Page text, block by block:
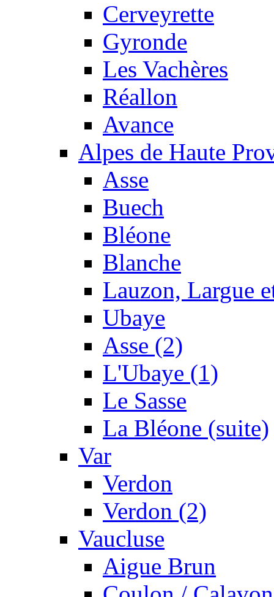
Cerveyrette
Gyronde
Les Vachères
Réallon
Avance
Alpes de Haute
Asse
Buech
Bléone
Blanche
Lauzon, Largue
Ubaye
Asse (2)
L'Ubaye (1)
Le Sasse
La Bléone (suite)
Var
Verdon
Verdon (2)
Vaucluse
Aigue Brun